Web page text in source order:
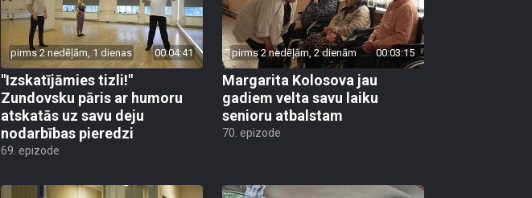
pirms 2 nedēļām, 1 dienas 00:04:41
"Izskatījāmies tizli!"
Zundovsku pāris ar humoru
atskatās uz savu deju
nodarbības pieredzi
69. epizode
pirms 2 nedēļām, 2 dienām 00:03:15
Margarita Kolosova jau
gadiem velta savu laiku
senioru atbalstam
70. epizode